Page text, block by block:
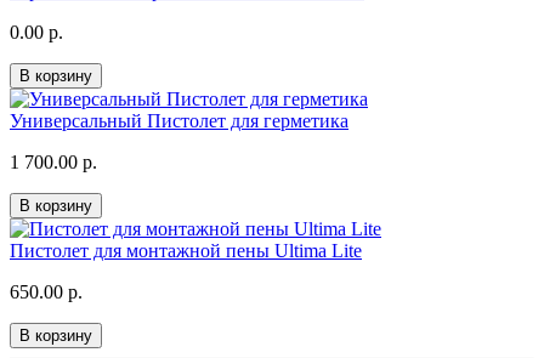
0.00 р.
В корзину
Универсальный Пистолет для герметика
1 700.00 р.
В корзину
Пистолет для монтажной пены Ultima Lite
650.00 р.
В корзину